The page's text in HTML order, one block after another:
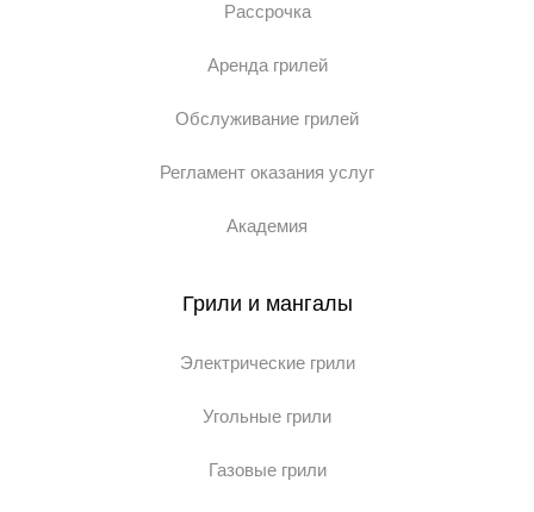
Рассрочка
Аренда грилей
Обслуживание грилей
Регламент оказания услуг
Академия
Грили и мангалы
Электрические грили
Угольные грили
Газовые грили